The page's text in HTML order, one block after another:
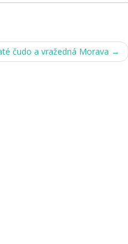
čudo a vražedná Morava →